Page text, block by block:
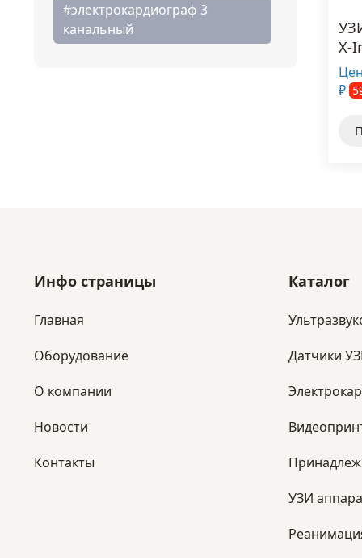
#электрокардиограф 3
канальный
X-
₽
Инфо страницы
Главная
Оборудование
​О компании
Новости
Контакты
Каталог
Датчики
УЗИ